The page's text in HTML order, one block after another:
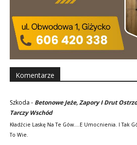
Komentarze
Szkoda - Betonowe Jeże, Zapory I Drut
Tarczy Wschód
Kładźcie Laskę Na Te Gów....e Umocnienia. I Tak
To Wie.